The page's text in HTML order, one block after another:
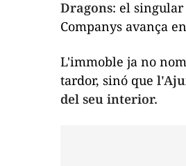
Dragons: el
Companys avança
L'immoble ja no
tardor, sinó que
del seu interior.